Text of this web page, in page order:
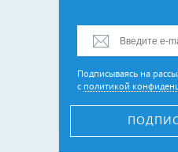
Подписываясь на
с политикой